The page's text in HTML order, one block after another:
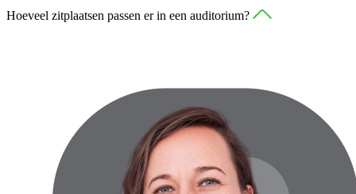
Het is een grote zaal speciaal gebouwd voor lezingen of
Hoeveel zitplaatsen passen er in een auditorium?